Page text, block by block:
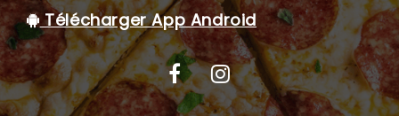
Télécharger App Android